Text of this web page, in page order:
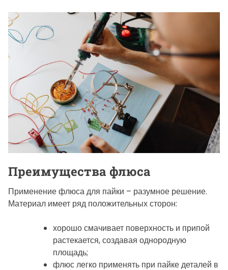
Преимущества флюса
Применение флюса для пайки – разумное решение.
Материал имеет ряд положительных сторон:
хорошо смачивает поверхность и припой
растекается, создавая однородную
площадь;
флюс легко применять при пайке деталей в